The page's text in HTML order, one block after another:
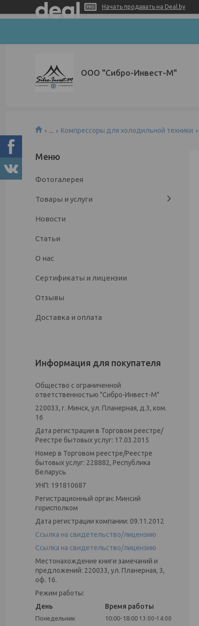
Начать продавать на Deal.by
ООО "Сибро-Инвест-М"
... Компрессоры для холодильной техники
Фотогалерея
Товары и услуги
Новости
Статьи
О нас
Сертификаты и лицензии
Отзывы
Доставка и оплата
Информация для покупателя
Общество с ограниченной
ответственностью "Сибро-Инвест-М"
220033, г. Минск, ул. Планерная, д.3, ком.
16
Дата регистрации в Торговом реестре/
Реестре бытовых услуг: 17.03.2015
Номер в Торговом реестре/Реестре
бытовых услуг: 228882, Республика
Беларусь
УНП: 191810687
Регистрационный орган: Минсий
горисполком
Дата регистрации компании: 09.11.2012
Ссылка на свидетельство/лицензию
Ссылка на свидетельство/лицензию
Местонахождение книги замечаний и
предложений: 220033, ул. Планерная, 3,
оф. 16.
Режим работы:
День
Время работы
Понедельник 10:00-18:00 13:00-14:00